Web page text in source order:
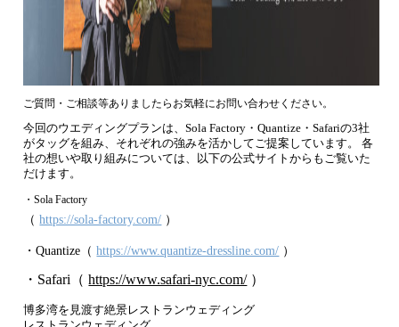
ご質問・ご相談等ありましたらお気軽にお問い合わせください。
今回のウエディングプランは、Sola Factory・Quantize・Safariの3社
がタッグを組み、それぞれの強みを活かしてご提案しています。 各
社の想いや取り組みについては、以下の公式サイトからもご覧いた
だけます。
・Sola Factory
（https://sola-factory.com/ ）
・Quantize（https://www.quantize-dressline.com/ ）
・Safari（https://www.safari-nyc.com/）
博多湾を見渡す絶景レストランウェディング